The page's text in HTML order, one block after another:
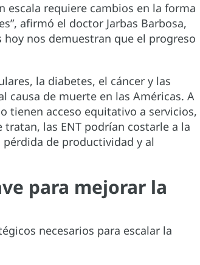
escala requiere cambios en la forma
afirmó el doctor Jarbas Barbosa,
hoy nos demuestran que el progreso
la diabetes, el cáncer y las
de muerte en las Américas. A
tienen acceso equitativo a servicios,
las ENT podrían costarle a la
de productividad y al
para mejorar la
necesarios para escalar la